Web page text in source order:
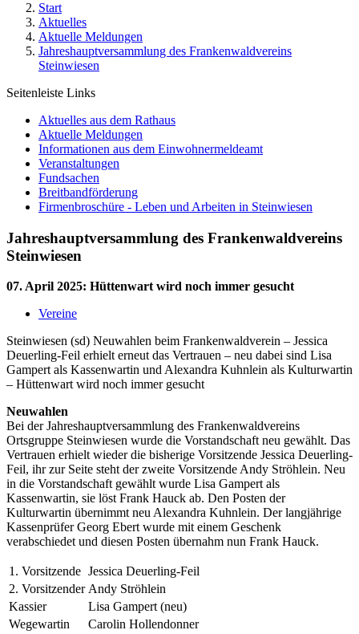
Start
Aktuelles
Aktuelle Meldungen
Jahreshauptversammlung des Frankenwaldvereins
Steinwiesen
Seitenleiste Links
Aktuelles aus dem Rathaus
Aktuelle Meldungen
Informationen aus dem Einwohnermeldeamt
Veranstaltungen
Fundsachen
Breitbandförderung
Firmenbroschüre - Leben und Arbeiten in Steinwiesen
Jahreshauptversammlung des Frankenwaldvereins
Steinwiesen
07. April 2025: Hüttenwart wird noch immer gesucht
Vereine
Steinwiesen (sd) Neuwahlen beim Frankenwaldverein – Jessica
Deuerling-Feil erhielt erneut das Vertrauen – neu dabei sind Lisa
Gampert als Kassenwartin und Alexandra Kuhnlein als Kulturwartin
– Hüttenwart wird noch immer gesucht
Neuwahlen
Bei der Jahreshauptversammlung des Frankenwaldvereins
Ortsgruppe Steinwiesen wurde die Vorstandschaft neu gewählt. Das
Vertrauen erhielt wieder die bisherige Vorsitzende Jessica Deuerling-
Feil, ihr zur Seite steht der zweite Vorsitzende Andy Ströhlein. Neu
in die Vorstandschaft gewählt wurde Lisa Gampert als
Kassenwartin, sie löst Frank Hauck ab. Den Posten der
Kulturwartin übernimmt neu Alexandra Kuhnlein. Der langjährige
Kassenprüfer Georg Ebert wurde mit einem Geschenk
verabschiedet und diesen Posten übernahm nun Frank Hauck.
1. Vorsitzende Jessica Deuerling-Feil
2. Vorsitzender Andy Ströhlein
Kassier
Lisa Gampert (neu)
Wegewartin
Carolin Hollendonner